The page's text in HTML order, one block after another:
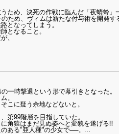
ため、決死の作戦に臨んだ「夜蜻蛉」
ため、ヴィムは新たな付与術を開発す
となってしまう。
となること。
、
一時撃退という形で幕引きとなった。
。
こに疑う余地などないと。
第99階層を目指していた。
角猿はまだ見ぬ姿へと変貌を遂げる!!
ある"亜人種"の少女で──。
…